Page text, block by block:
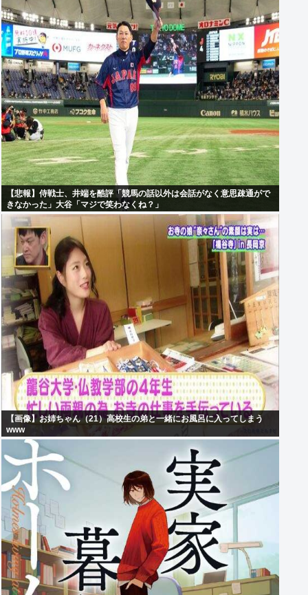
【悲報】侍戦士、井端を酷評「競馬の話以外は会話がなく意思疎通がで
きなかった」大谷「マジで笑わなくね？」
【画像】お姉ちゃん（21）高校生の弟と一緒にお風呂に入ってしまう
www